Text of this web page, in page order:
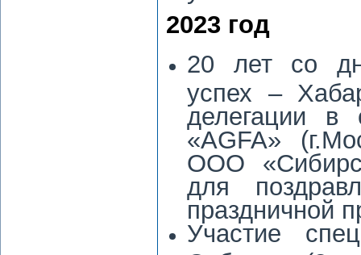
2023 год
20 лет со
успех –
делегации
«AGFA»
ООО
для
праздничной
Участие